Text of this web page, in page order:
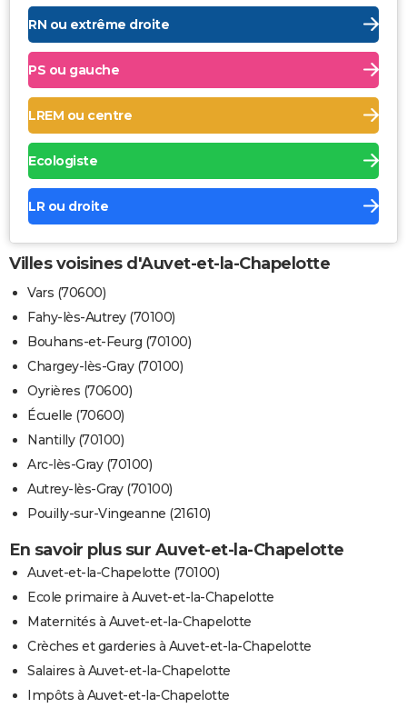
RN ou extrême droite
PS ou gauche
LREM ou centre
Ecologiste
LR ou droite
Villes voisines d'Auvet-et-la-Chapelotte
Vars (70600)
Fahy-lès-Autrey (70100)
Bouhans-et-Feurg (70100)
Chargey-lès-Gray (70100)
Oyrières (70600)
Écuelle (70600)
Nantilly (70100)
Arc-lès-Gray (70100)
Autrey-lès-Gray (70100)
Pouilly-sur-Vingeanne (21610)
En savoir plus sur Auvet-et-la-Chapelotte
Auvet-et-la-Chapelotte (70100)
Ecole primaire à Auvet-et-la-Chapelotte
Maternités à Auvet-et-la-Chapelotte
Crèches et garderies à Auvet-et-la-Chapelotte
Salaires à Auvet-et-la-Chapelotte
Impôts à Auvet-et-la-Chapelotte